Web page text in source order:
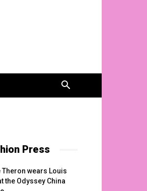
Press
Theron wears Louis
the Odyssey China